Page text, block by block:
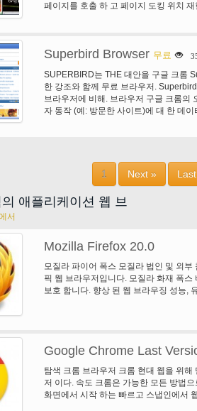
페이지를 호출 하 고 페이지 도킹 위치
라우저 웹 페이지에 대해 걱정할 필요가
공합니다. 마이크로 소프트 인터넷 익스
된 탐색기, 일반, 학습, 작업, 레저, 라이
만큼 탐색기 프로젝트의 이름을 바꿀 수
"XXX는 시장 조사에 대 한 찾아보기"...
Explores 및 모든 그들의 도킹 위치를
페이지 토폴로지를 재현할 때 다시 시작
작 하 고 다른 작업을 할 우리를 위해 왼
은 정말입니다. VMC 검색 소프트웨어
리 보기 VMC 미디어 라이브러리. 우리
Superbird Browser 무료
SUPERBIRD는 THE 대안을 구글 크롬
한 강조와 함께 무료 브라우저.
브라우저에 비해. 브라우저 구글 크롬의
자 동작 (예: 방문한 사이트)에 대 한 데
1 Next »
애플리케이션 웹 브
서
Mozilla Firefox 20.0
모질라 파이어 폭스 모질라 법인 및 외
픽 웹 브라우저입니다. 모질라 화재 폭
보호 합니다. 향상 된 웹 브라우징 성능,
니다.
Google Chrome Last
탐색 크롬 브라우저 크롬 현대 웹을 위
저 이다. 속도 크롬은 가능한 모든 방법
화면에서 시작 하는 빠르고 스냅인에서